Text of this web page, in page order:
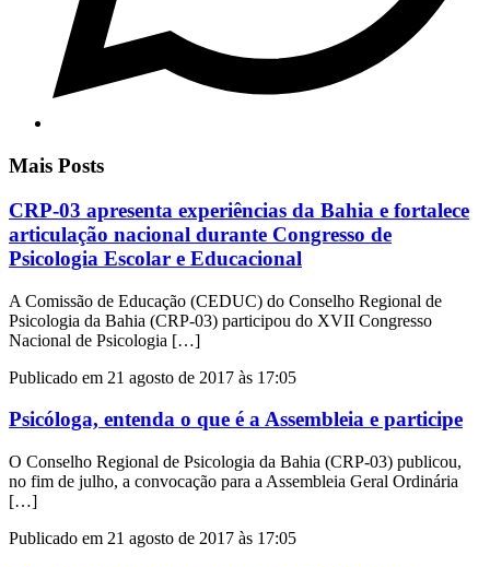
Mais Posts
CRP-03 apresenta experiências da Bahia e fortalece
articulação nacional durante Congresso de
Psicologia Escolar e Educacional
A Comissão de Educação (CEDUC) do Conselho Regional de
Psicologia da Bahia (CRP-03) participou do XVII Congresso
Nacional de Psicologia […]
Publicado em 21 agosto de 2017 às 17:05
Psicóloga, entenda o que é a Assembleia e participe
O Conselho Regional de Psicologia da Bahia (CRP-03) publicou,
no fim de julho, a convocação para a Assembleia Geral Ordinária
[…]
Publicado em 21 agosto de 2017 às 17:05